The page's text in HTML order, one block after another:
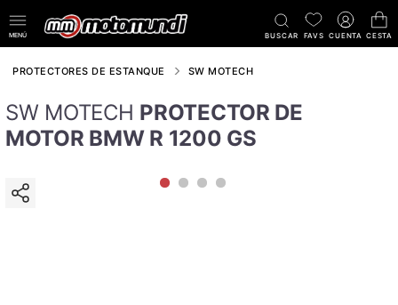
MENÚ BUSCAR FAVS CUENTA CESTA
PROTECTORES DE ESTANQUE SW MOTECH
SW MOTECH PROTECTOR DE
MOTOR BMW R 1200 GS